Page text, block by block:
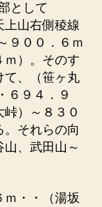
として
上山右側稜線
９００．６ｍ
ｍ）。そのす
て、（笹ヶ丸
６９４．９
）～８３０
それらの向
、武田山～
ｍ・・（湯坂